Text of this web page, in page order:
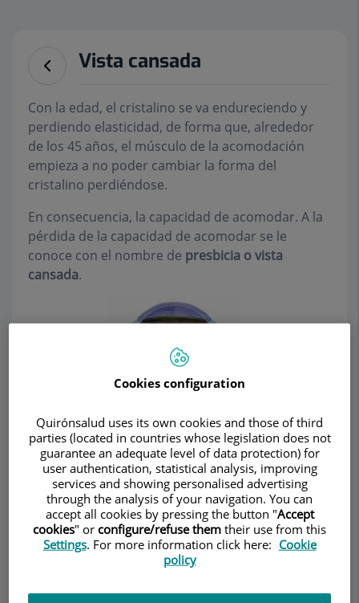
Vista cansada
Con la edad, el cristalino se va endureciendo y
perdiendo elasticidad, de forma que, alrededor
de los 45 años, el músculo de la acomodación
empieza a no poder cambiar la forma del
cristalino perdiéndose.
En consecuencia, la capacidad de acomodar. A la
pérdida de la capacidad de acomodar se le
conoce con el nombre de presbicia o vista
cansada.
¿Qué es la acomodación?
Cookies configuration
Quirónsalud uses its own cookies and those of third
parties (located in countries whose legislation does not
guarantee an adequate level of data protection) for
user authentication, statistical analysis, improving
services and showing personalised advertising
through the analysis of your navigation. You can
accept all cookies by pressing the button "Accept
cookies" or configure/refuse them their use from this
Settings. For more information click here: Cookie
policy